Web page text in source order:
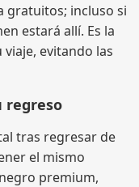
gratuitos; incluso si
estará allí. Es la
evitando las
regreso
tras regresar de
el mismo
premium,